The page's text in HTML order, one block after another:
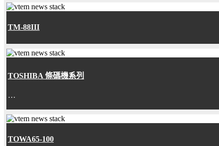
TM-88III
TOSHIBA 條碼機系列
…
TOWA65-100